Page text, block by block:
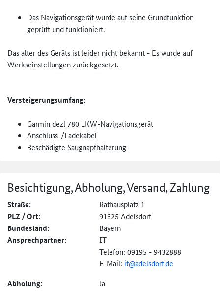
Das Navigationsgerät wurde auf seine Grundfunktion
geprüft und funktioniert.
Das alter des Geräts ist leider nicht bekannt - Es wurde auf
Werkseinstellungen zurückgesetzt.
Versteigerungsumfang:
Garmin dezl 780 LKW-Navigationsgerät
Anschluss-/Ladekabel
Beschädigte Saugnapfhalterung
Besichtigung, Abholung, Versand, Zahlung
Straße: Rathausplatz 1
PLZ / Ort: 91325 Adelsdorf
Bundesland: Bayern
Ansprechpartner:
IT
Telefon: 09195 - 9432888
E-Mail: it@adelsdorf.de
Abholung: Ja